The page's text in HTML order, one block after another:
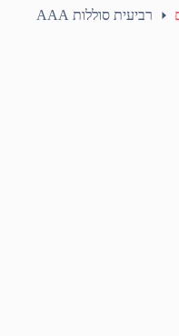
רביעית סוללות AAA